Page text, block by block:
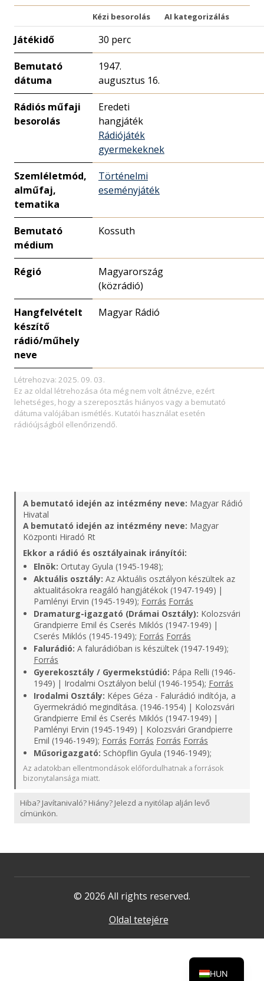
Kézi besorolás AI kategorizálás
Játékidő 30 perc
Bemutató
dátuma
1947.
augusztus 16.
Rádiós műfaji
besorolás
Eredeti
hangjáték
Rádiójáték
gyermekeknek
Szemléletmód,
alműfaj,
tematika
Történelmi
eseményjáték
Bemutató
médium
Kossuth
Régió
Magyarország
(közrádió)
Hangfelvételt
készítő
rádió/műhely
neve
Magyar Rádió
Létrehozva: 2025. 09. 03.
Ez az oldal létrehozása óta még nem volt átnézve, ezért
lehetséges, hogy a szereposztás hiányos vagy a bemutató
dátuma valójában ismétlés. Kutatói használat esetén
rádióújságból ellenőrizendő.
A bemutató idején az intézmény neve: Magyar Rádió
Hivatal
A bemutató idején az intézmény neve: Magyar
Központi Hiradó Rt
Ekkor a rádió és osztályainak irányítói:
Elnök: Ortutay Gyula (1945-1948);
Aktuális osztály: Az Aktuális osztályon készültek az
aktualitásokra reagáló hangjátékok (1947-1949) |
Pamlényi Ervin (1945-1949); Forrás Forrás
Dramaturg-igazgató (Drámai Osztály): Kolozsvári
Grandpierre Emil és Cserés Miklós (1947-1949) |
Cserés Miklós (1945-1949); Forrás Forrás
Falurádió: A falurádióban is készültek (1947-1949);
Forrás
Gyerekosztály / Gyermekstúdió: Pápa Relli (1946-
1949) | Irodalmi Osztályon belül (1946-1954); Forrás
Irodalmi Osztály: Képes Géza - Falurádió indítója, a
Gyermekrádió megindítása. (1946-1954) | Kolozsvári
Grandpierre Emil és Cserés Miklós (1947-1949) |
Pamlényi Ervin (1945-1949) | Kolozsvári Grandpierre
Emil (1946-1949); Forrás Forrás Forrás Forrás
Műsorigazgató: Schöpflin Gyula (1946-1949);
Az adatokban ellentmondások előfordulhatnak a források
bizonytalansága miatt.
Hiba? Javítanivaló? Hiány? Jelezd a nyitólap alján levő
címünkön.
© 2026 All rights reserved.
Oldal tetejére
HUN